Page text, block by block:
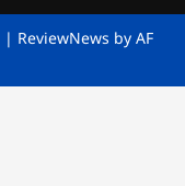
| ReviewNews by AF